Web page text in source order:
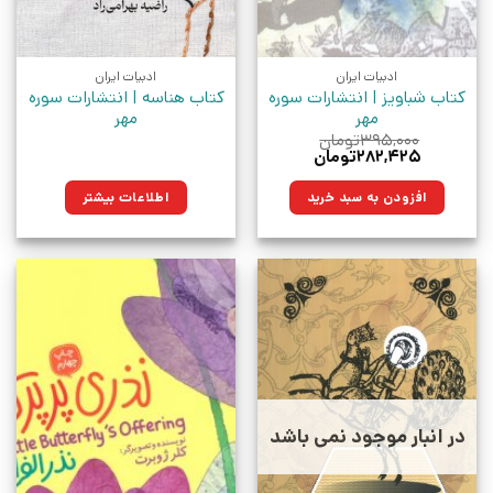
ادبیات ایران
کتاب شباویز | انتشارات سوره
مهر
۳۹۵,۰۰۰تومان
قیمت
۳۹۵,۰۰۰تومان
بود.
۲۸۲,۴۲۵تومان
۲۸۲,۴۲۵تومان.افزودن به سبد خرید
ادبیات ایران
کتاب هناسه | انتشارات سوره
مهر
اطلاعات بیشتر
در انبار موجود نمی باشد